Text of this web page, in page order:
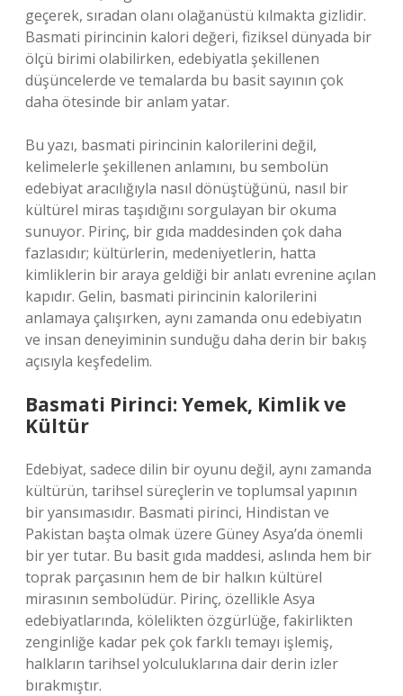
geçerek, sıradan olanı olağanüstü kılmakta gizlidir.
Basmati pirincinin kalori değeri, fiziksel dünyada bir
ölçü birimi olabilirken, edebiyatla şekillenen
düşüncelerde ve temalarda bu basit sayının çok
daha ötesinde bir anlam yatar.
Bu yazı, basmati pirincinin kalorilerini değil,
kelimelerle şekillenen anlamını, bu sembolün
edebiyat aracılığıyla nasıl dönüştüğünü, nasıl bir
kültürel miras taşıdığını sorgulayan bir okuma
sunuyor. Pirinç, bir gıda maddesinden çok daha
fazlasıdır; kültürlerin, medeniyetlerin, hatta
kimliklerin bir araya geldiği bir anlatı evrenine açılan
kapıdır. Gelin, basmati pirincinin kalorilerini
anlamaya çalışırken, aynı zamanda onu edebiyatın
ve insan deneyiminin sunduğu daha derin bir bakış
açısıyla keşfedelim.
Basmati Pirinci: Yemek, Kimlik ve
Kültür
Edebiyat, sadece dilin bir oyunu değil, aynı zamanda
kültürün, tarihsel süreçlerin ve toplumsal yapının
bir yansımasıdır. Basmati pirinci, Hindistan ve
Pakistan başta olmak üzere Güney Asya’da önemli
bir yer tutar. Bu basit gıda maddesi, aslında hem bir
toprak parçasının hem de bir halkın kültürel
mirasının sembolüdür. Pirinç, özellikle Asya
edebiyatlarında, kölelikten özgürlüğe, fakirlikten
zenginliğe kadar pek çok farklı temayı işlemiş,
halkların tarihsel yolculuklarına dair derin izler
bırakmıştır.